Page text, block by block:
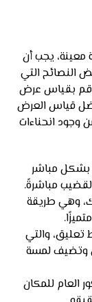
معينة، يجب أن
النصائح التي
قم بقياس عرض
قياس العرض
وجود انحناءات
بشكل مباشر
مباشرةً.
وهي طريقة
تعليق، والتي
وتضيف لمسة
العام للمكان